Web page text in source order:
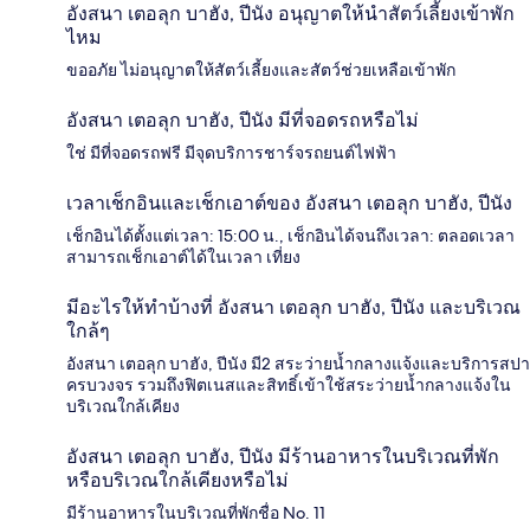
อังสนา เตอลุก บาฮัง, ปีนัง อนุญาตให้นำสัตว์เลี้ยงเข้าพัก
ไหม
ขออภัย ไม่อนุญาตให้สัตว์เลี้ยงและสัตว์ช่วยเหลือเข้าพัก
อังสนา เตอลุก บาฮัง, ปีนัง มีที่จอดรถหรือไม่
ใช่ มีที่จอดรถฟรี มีจุดบริการชาร์จรถยนต์ไฟฟ้า
เวลาเช็กอินและเช็กเอาต์ของ อังสนา เตอลุก บาฮัง, ปีนัง
เช็กอินได้ตั้งแต่เวลา: 15:00 น., เช็กอินได้จนถึงเวลา: ตลอดเวลา
สามารถเช็กเอาต์ได้ในเวลา เที่ยง
มีอะไรให้ทำบ้างที่ อังสนา เตอลุก บาฮัง, ปีนัง และบริเวณ
ใกล้ๆ
อังสนา เตอลุก บาฮัง, ปีนัง มี2 สระว่ายน้ำกลางแจ้งและบริการสปา
ครบวงจร รวมถึงฟิตเนสและสิทธิ์เข้าใช้สระว่ายน้ำกลางแจ้งใน
บริเวณใกล้เคียง
อังสนา เตอลุก บาฮัง, ปีนัง มีร้านอาหารในบริเวณที่พัก
หรือบริเวณใกล้เคียงหรือไม่
มีร้านอาหารในบริเวณที่พักชื่อ No. 11